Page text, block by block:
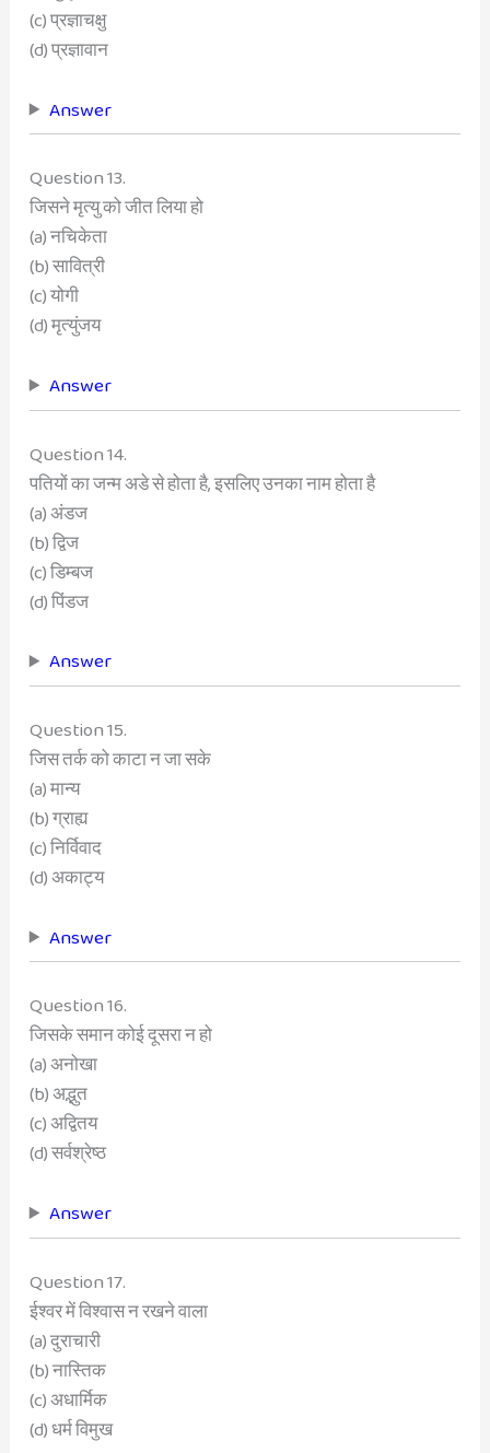
(c) प्रज्ञाचक्षु
(d) प्रज्ञावान
Answer
Question 13.
जिसने मृत्यु को जीत लिया हो
(a) नचिकेता
(b) सावित्री
(c) योगी
(d) मृत्युंजय
Answer
Question 14.
पतियों का जन्म अडे से होता है, इसलिए उनका नाम होता है
(a) अंडज
(b) द्विज
(c) डिम्बज
(d) पिंडज
Answer
Question 15.
जिस तर्क को काटा न जा सके
(a) मान्य
(b) ग्राह्य
(c) निर्विवाद
(d) अकाट्य
Answer
Question 16.
जिसके समान कोई दूसरा न हो
(a) अनोखा
(b) अद्भुत
(c) अद्वितय
(d) सर्वश्रेष्ठ
Answer
Question 17.
ईश्वर में विश्वास न रखने वाला
(a) दुराचारी
(b) नास्तिक
(c) अधार्मिक
(d) धर्म विमुख